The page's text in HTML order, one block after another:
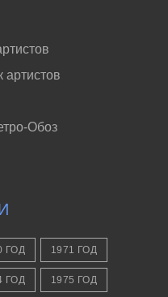
артистов
Обоз
ГОД 1971 ГОД
ГОД 1975 ГОД